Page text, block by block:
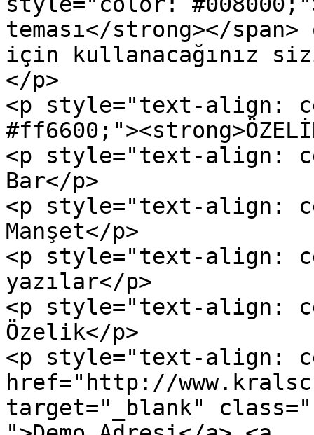
teması</strong></
için kullanacağınız
</p>
<p style="text-align:
<p style="text-align:
Bar</p>
<p style="text-align:
Manşet</p>
<p style="text-align:
yazılar</p>
<p style="text-align:
Özelik</p>
<p style="text-align:
href="http://
target="_blank"